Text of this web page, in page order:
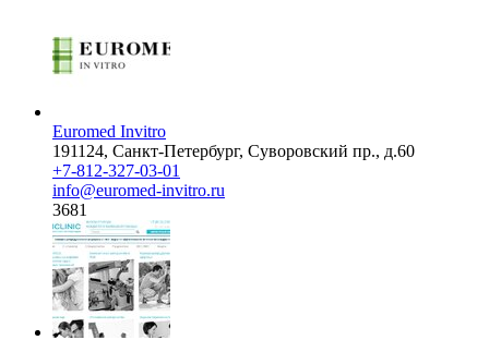
Euromed Invitro
191124, Санкт-Петербург, Суворовский пр., д.60
+7-812-327-03-01
info@euromed-invitro.ru
3681